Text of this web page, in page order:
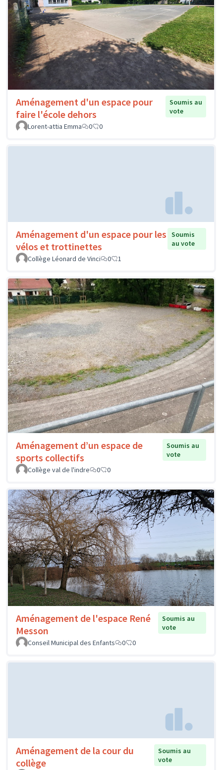
Aménagement d'un espace pour
faire l'école dehors
Soumis au
vote
Lorent-attia Emma
0 0
Aménagement d'un espace pour les
vélos et trottinettes
Soumis
au vote
Collège Léonard de Vinci
0 1
Aménagement d’un espace de
sports collectifs
Soumis au
vote
Collège val de l'indre
0 0
Aménagement de l'espace René
Messon
Soumis au
vote
Conseil Municipal des Enfants
0 0
Aménagement de la cour du
collège
Soumis au
vote